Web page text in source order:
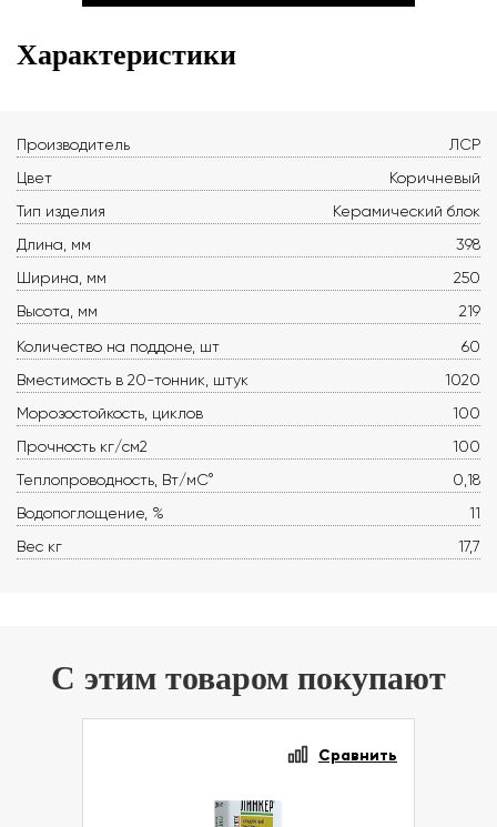
Характеристики
Производитель
ЛСР
Цвет
Коричневый
Тип изделия
Керамический блок
Длина, мм
398
Ширина, мм
250
Высота, мм
219
Количество на поддоне, шт
60
Вместимость в 20-тонник, штук
1020
Морозостойкость, циклов
100
Прочность кг/см2
100
Теплопроводность, Вт/мС°
0,18
Водопоглощение, %
11
Вес кг
17,7
С этим товаром покупают
Сравнить